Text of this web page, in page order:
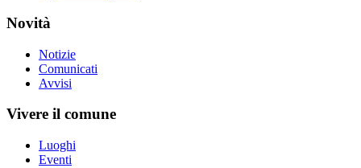
Novità
Notizie
Comunicati
Avvisi
Vivere il comune
Luoghi
Eventi